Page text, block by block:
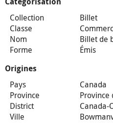
Collection
Billet
Classe
Nom
Billet de
Forme
Émis
Origines
Pays
Canada
Province
Province
District
Canada-
Ville